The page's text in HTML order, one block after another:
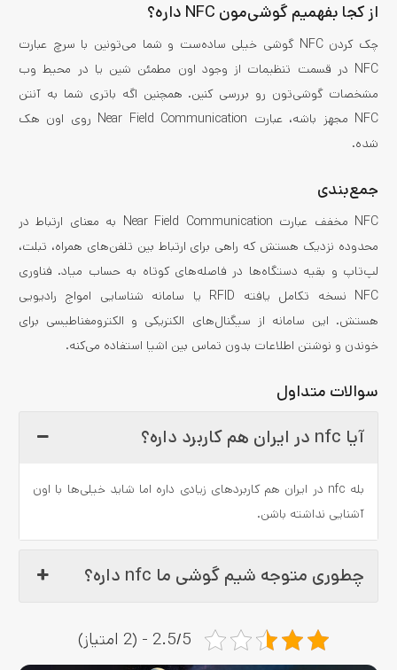
از کجا بفهمیم گوشی‌مون NFC داره؟
چک کردن NFC گوشی خیلی ساده‌ست و شما می‌تونین با سرچ عبارت
NFC در قسمت تنظیمات از وجود اون مطمئن شین یا در محیط وب
مشخصات گوشی‌تون رو بررسی کنین. همچنین اگه باتری شما به آنتن
NFC مجهز باشه، عبارت Near Field Communication روی اون هک
شده.
جمع‌بندی
NFC مخفف عبارت Near Field Communication به معنای ارتباط در
محدوده نزدیک هستش که راهی برای ارتباط بین تلفن‌های همراه، تبلت،
لپ‌تاپ و بقیه دستگاه‌ها در فاصله‌های کوتاه به حساب میاد. فناوری
NFC نسخه تکامل یافته RFID یا سامانه شناسایی امواج رادیویی
هستش. این سامانه از سیگنال‌های الکتریکی و الکترومغناطیسی برای
خوندن و نوشتن اطلاعات بدون تماس بین اشیا استفاده می‌کنه.
سوالات متداول
آیا nfc در ایران هم کاربرد داره؟
بله nfc در ایران هم کاربردهای زیادی داره اما شاید خیلی‌ها با اون
آشنایی نداشته باشن.
چطوری متوجه شیم گوشی ما nfc داره؟
2.5/5 - (2 امتیاز)